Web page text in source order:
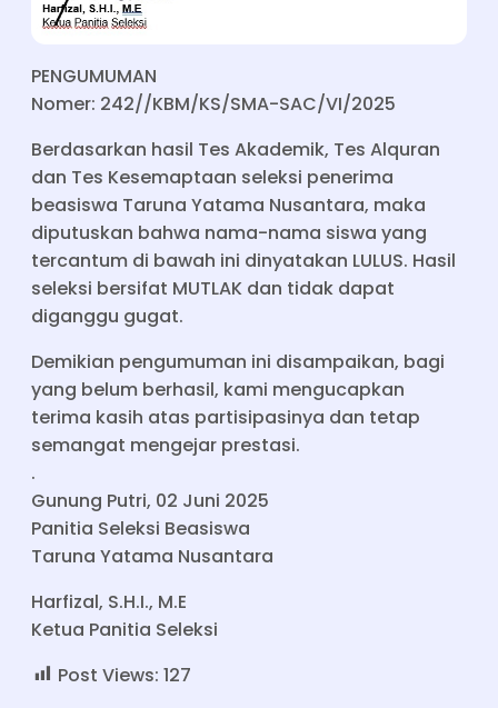
PENGUMUMAN
Nomer: 242//KBM/KS/SMA-SAC/VI/2025
Berdasarkan hasil Tes Akademik, Tes Alquran
dan Tes Kesemaptaan seleksi penerima
beasiswa Taruna Yatama Nusantara, maka
diputuskan bahwa nama-nama siswa yang
tercantum di bawah ini dinyatakan LULUS. Hasil
seleksi bersifat MUTLAK dan tidak dapat
diganggu gugat.
Demikian pengumuman ini disampaikan, bagi
yang belum berhasil, kami mengucapkan
terima kasih atas partisipasinya dan tetap
semangat mengejar prestasi.
.
Gunung Putri, 02 Juni 2025
Panitia Seleksi Beasiswa
Taruna Yatama Nusantara
Harfizal, S.H.I., M.E
Ketua Panitia Seleksi
Post Views: 127